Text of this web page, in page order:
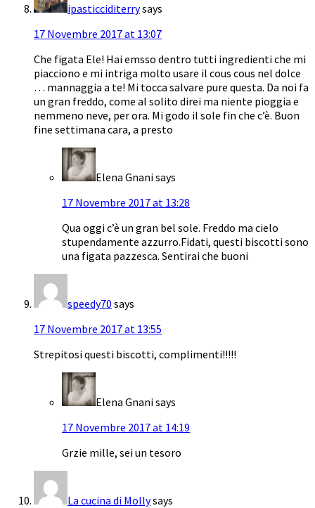
ipasticciditerrysays
17 Novembre 2017 at 13:07
Che figata Ele! Hai emsso dentro tutti ingredienti che mi
piacciono e mi intriga molto usare il cous cous nel dolce
… mannaggia a te! Mi tocca salvare pure questa. Da noi fa
un gran freddo, come al solito direi ma niente pioggia e
nemmeno neve, per ora. Mi godo il sole fin che c’è. Buon
fine settimana cara, a presto
Elena Gnanisays
17 Novembre 2017 at 13:28
Qua oggi c’è un gran bel sole. Freddo ma cielo
stupendamente azzurro.Fidati, questi biscotti sono
una figata pazzesca. Sentirai che buoni
speedy70 says
17 Novembre 2017 at 13:55
Strepitosi questi biscotti, complimenti!!!!!
Elena Gnanisays
17 Novembre 2017 at 14:19
Grzie mille, sei un tesoro
La cucina di Mollysays